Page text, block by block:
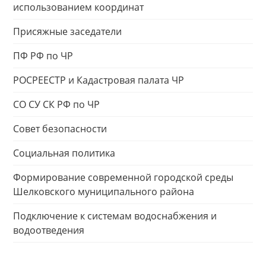
использованием координат
Присяжные заседатели
ПФ РФ по ЧР
РОСРЕЕСТР и Кадастровая палата ЧР
СО СУ СК РФ по ЧР
Совет безопасности
Социальная политика
Формирование современной городской среды
Шелковского муниципального района
Подключение к системам водоснабжения и
водоотведения